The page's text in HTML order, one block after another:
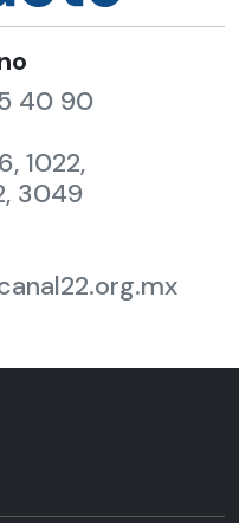
40 90
1022,
3049